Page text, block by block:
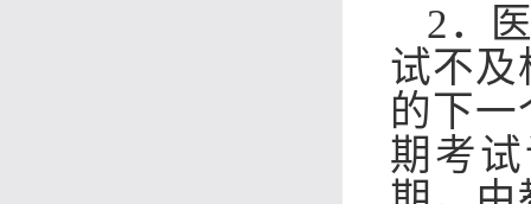
2．
试不及
的下
期考